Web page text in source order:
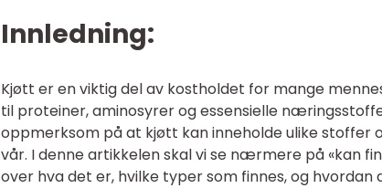
Innledning:
Kjøtt er en viktig del av kostholdet for mange
til proteiner, aminosyrer og essensielle
oppmerksom på at kjøtt kan inneholde ulike stoffer
vår. I denne artikkelen skal vi se nærmere på «kan
over hva det er, hvilke typer som finnes, og hvordan